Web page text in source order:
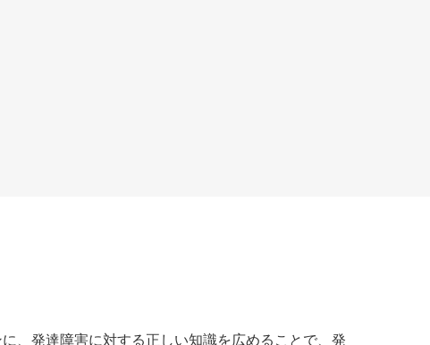
、発達障害に対する正しい知識を広めることで、発